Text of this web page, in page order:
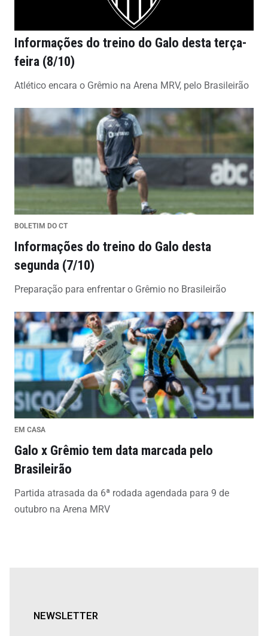
Informações do treino do Galo desta terça-
feira (8/10)
Atlético encara o Grêmio na Arena MRV, pelo Brasileirão
BOLETIM DO CT
Informações do treino do Galo desta
segunda (7/10)
Preparação para enfrentar o Grêmio no Brasileirão
EM CASA
Galo x Grêmio tem data marcada pelo
Brasileirão
Partida atrasada da 6ª rodada agendada para 9 de
outubro na Arena MRV
NEWSLETTER